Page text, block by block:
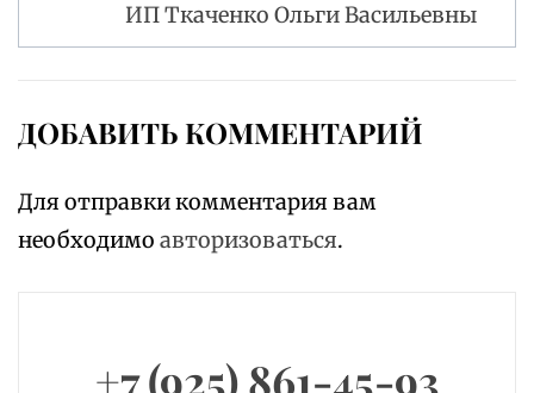
ИП Ткаченко Ольги Васильевны
ДОБАВИТЬ КОММЕНТАРИЙ
Для отправки комментария вам
необходимо авторизоваться.
+7 (925) 861-45-93